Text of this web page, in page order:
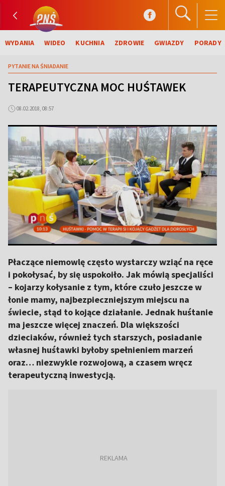
WYDANIA WIDEO KUCHNIA ZDROWIE GWIAZDY PORADY
PYTANIE NA ŚNIADANIE
TERAPEUTYCZNA MOC HUŚTAWEK
08.02.2018, 08:57
Płaczące niemowlę często wystarczy wziąć na ręce
i pokołysać, by się uspokoiło. Jak mówią specjaliści
– kojarzy kołysanie z tym, które czuło jeszcze w
łonie mamy, najbezpieczniejszym miejscu na
świecie, stąd to kojące działanie. Jednak huśtanie
ma jeszcze więcej znaczeń. Dla większości
dzieciaków, również tych starszych, posiadanie
własnej huśtawki byłoby spełnieniem marzeń
oraz… niezwykle rozwojową, a czasem wręcz
terapeutyczną inwestycją.